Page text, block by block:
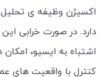
اکسیژن وظیفه ی تحلیل
دارد. در صورت خرابی
اشتباه به ایسیو،
کنترل با واقعیت ‌های